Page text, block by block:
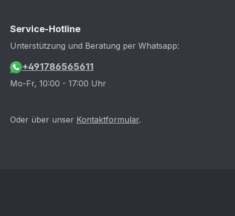
Service-Hotline
Unterstützung und Beratung per Whatsapp:
+491786565611
Mo-Fr, 10:00 - 17:00 Uhr
Oder über unser Kontaktformular.